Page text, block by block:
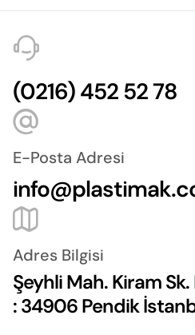
(0216) 452 52 78
E-Posta Adresi
Adres Bilgisi
Şeyhli Mah. Kiram
: 34906 Pendik